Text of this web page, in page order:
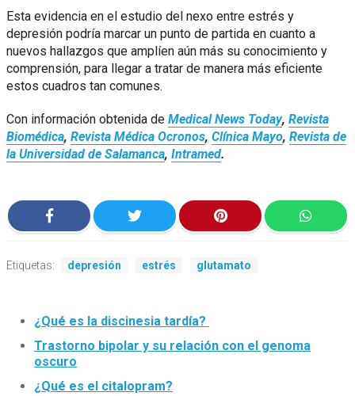
Esta evidencia en el estudio del nexo entre estrés y
depresión podría marcar un punto de partida en cuanto a
nuevos hallazgos que amplíen aún más su conocimiento y
comprensión, para llegar a tratar de manera más eficiente
estos cuadros tan comunes.
Con información obtenida de Medical News Today, Revista
Biomédica, Revista Médica Ocronos, Clínica Mayo, Revista de
la Universidad de Salamanca, Intramed.
Etiquetas: depresión estrés glutamato
¿Qué es la discinesia tardía?
Trastorno bipolar y su relación con el genoma
oscuro
¿Qué es el citalopram?